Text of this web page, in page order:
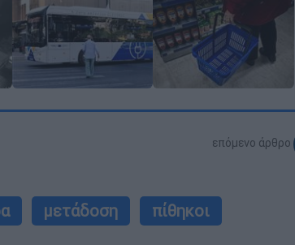
επόμενο άρθρο
μετάδοση πίθηκοι